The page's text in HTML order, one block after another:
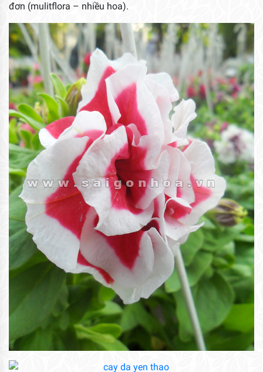
đơn (mulitflora – nhiều hoa).